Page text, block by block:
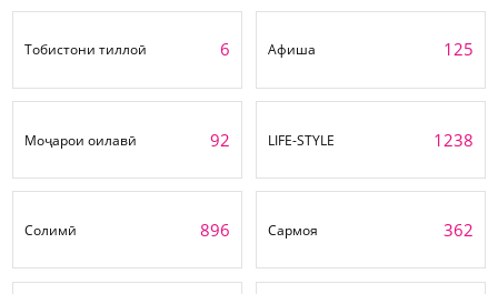
Тобистони тиллоӣ 6 Афиша 125
Моҷарои оилавӣ 92 LIFE-STYLE 1238
Солимӣ 896 Сармоя 362